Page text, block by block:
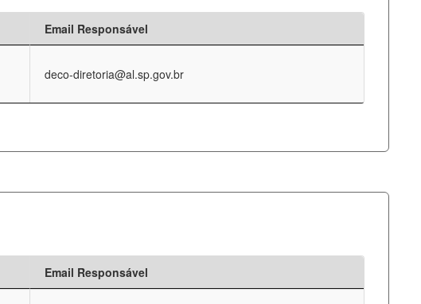
Email Responsável
deco-diretoria@al.sp.gov.br
Email Responsável